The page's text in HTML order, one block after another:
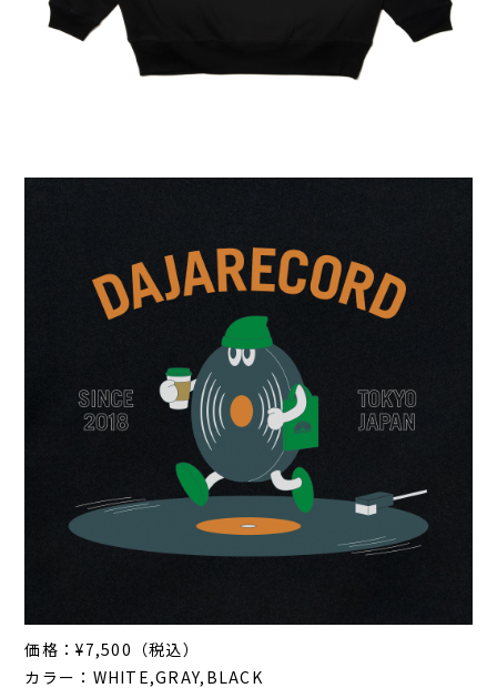
価格：¥7,500（税込）
カラー：WHITE,GRAY,BLACK